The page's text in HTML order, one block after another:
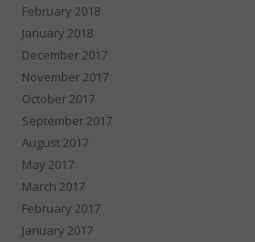
February 2018
January 2018
December 2017
November 2017
October 2017
September 2017
August 2017
May 2017
March 2017
February 2017
January 2017